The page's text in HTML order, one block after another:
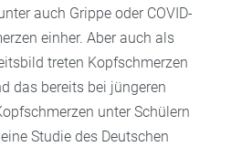
auch Grippe oder COVID-
einher. Aber auch als
treten Kopfschmerzen
das bereits bei jüngeren
unter Schülern
Studie des Deutschen